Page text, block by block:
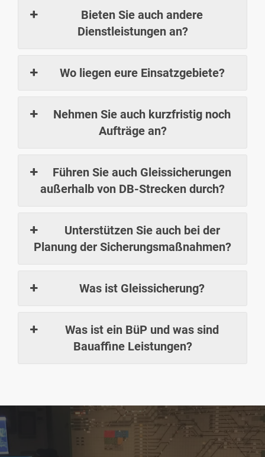
Bieten Sie auch andere
Dienstleistungen an?
Wo liegen eure Einsatzgebiete?
Nehmen Sie auch kurzfristig noch
Aufträge an?
Führen Sie auch Gleissicherungen
außerhalb von DB-Strecken durch?
Unterstützen Sie auch bei der
Planung der Sicherungsmaßnahmen?
Was ist Gleissicherung?
Was ist ein BüP und was sind
Bauaffine Leistungen?